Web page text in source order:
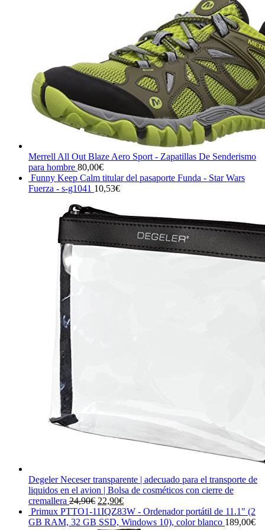
original
era:
32,00€.
actual
es:
30,40€.
Merrell All Out Blaze Aero Sport - Zapatillas De Senderismo
para hombre 80,00€
Funny Keep Calm titular del pasaporte Funda - Star Wars
Fuerza - s-g1041 10,53€
Degeler Neceser transparente | adecuado para el transporte de
liquidos en el avion | Bolsa de cosméticos con cierre de
cremallera 24,90€ El
precio
original
22,90€El
precio
actual
Primux PTTO1-11IQZ83W - Ordenador portátil de 11.1" (2
GB RAM, 32 GB SSD, Windows 10), color blanco 189,00€